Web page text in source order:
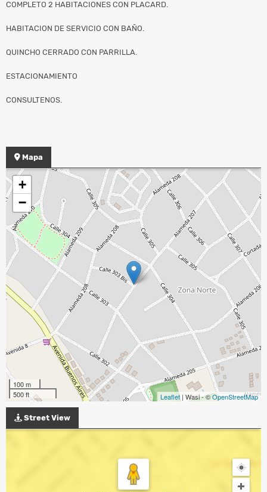
COMPLETO 2 HABITACIONES CON PLACARD.
HABITACION DE SERVICIO CON BAÑO.
QUINCHO CERRADO CON PARRILLA.
ESTACIONAMIENTO
CONSULTENOS.
Mapa
+
−
100 m
500 ft
Leaflet| Wasi - ©OpenStreetMap
Street View